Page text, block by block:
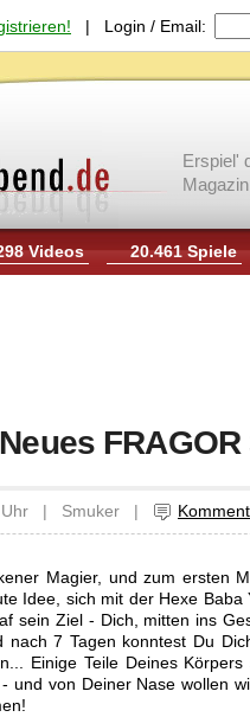
| Login / Email:
Erspiel'
Videos 20.461 Spiele
Uhr | Smuker |
Magier, und zum ersten
Idee, sich mit der Hexe
sein Ziel - Dich, mitten ins
nach 7 Tagen konntest Du
Einige Teile Deines
und von Deiner Nase wollen